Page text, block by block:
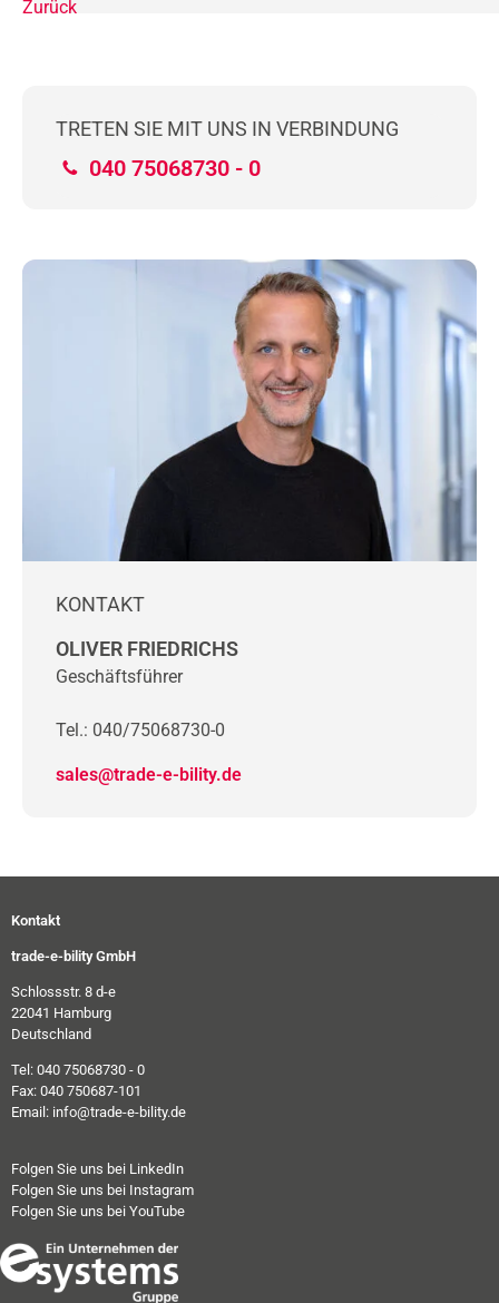
Zurück
TRETEN SIE MIT UNS IN VERBINDUNG
040 75068730 - 0
KONTAKT
OLIVER FRIEDRICHS
Geschäftsführer
Tel.: 040/75068730-0
sales@trade-e-bility.de
Kontakt
trade-e-bility GmbH
Schlossstr. 8 d-e
22041 Hamburg
Deutschland
Tel: 040 75068730 - 0
Fax: 040 750687-101
Email: info@trade-e-bility.de
Folgen Sie uns bei LinkedIn
Folgen Sie uns bei Instagram
Folgen Sie uns bei YouTube